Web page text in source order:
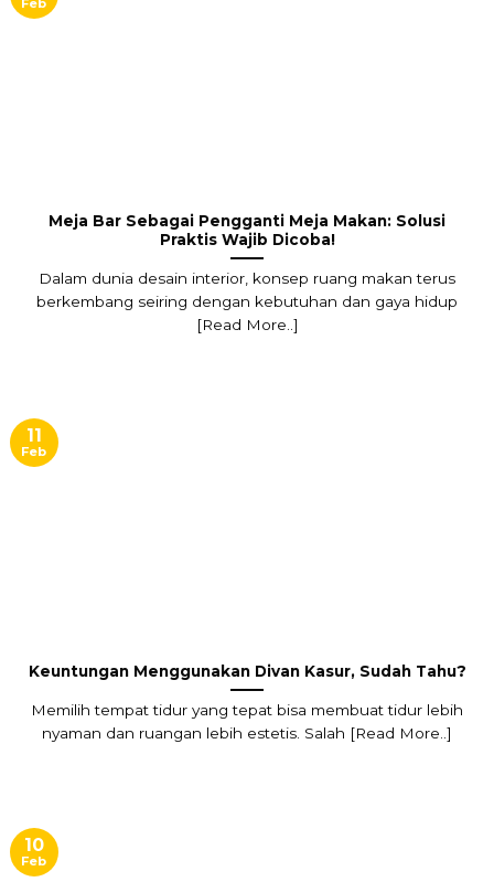
Meja Bar Sebagai Pengganti Meja Makan: Solusi
Praktis Wajib Dicoba!
Dalam dunia desain interior, konsep ruang makan terus
berkembang seiring dengan kebutuhan dan gaya hidup
[Read More..]
Feb
Keuntungan Menggunakan Divan Kasur, Sudah Tahu?
Memilih tempat tidur yang tepat bisa membuat tidur lebih
nyaman dan ruangan lebih estetis. Salah [Read More..]
11
Feb
10
Feb